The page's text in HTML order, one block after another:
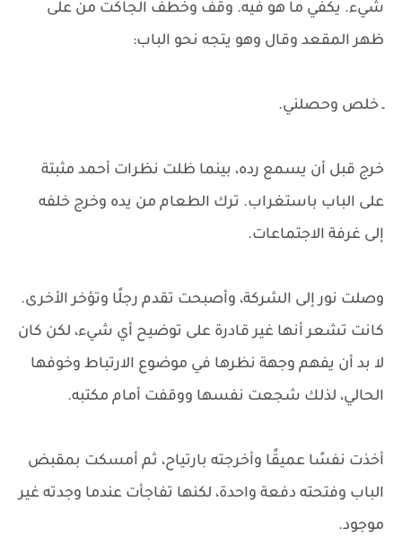
شيء. يكفي ما هو فيه. وقف وخطف الجاكت من على
ظهر المقعد وقال وهو يتجه نحو الباب:
ـ خلص وحصلني.
خرج قبل أن يسمع رده، بينما ظلت نظرات أحمد مثبتة
على الباب باستغراب. ترك الطعام من يده وخرج خلفه
إلى غرفة الاجتماعات.
وصلت نور إلى الشركة، وأصبحت تقدم رجلًا وتؤخر الأخرى.
كانت تشعر أنها غير قادرة على توضيح أي شيء، لكن كان
لا بد أن يفهم وجهة نظرها في موضوع الارتباط وخوفها
الحالي، لذلك شجعت نفسها ووقفت أمام مكتبه.
أخذت نفسًا عميقًا وأخرجته بارتياح، ثم أمسكت بمقبض
الباب وفتحته دفعة واحدة، لكنها تفاجأت عندما وجدته غير
موجود.